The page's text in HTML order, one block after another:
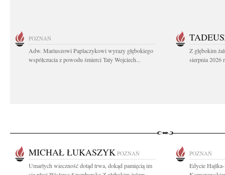
POZNAŃ
Adw. Mariuszowi Paplaczykowi wyrazy głębokiego
współczucia z powodu śmierci Taty Wojciech...
Z głębokim
sierpnia 2026
MICHAŁ ŁUKASZYK POZNAŃ
Umarłych wieczność dotąd trwa, dokąd pamięcią im
POZNAŃ
Edycie